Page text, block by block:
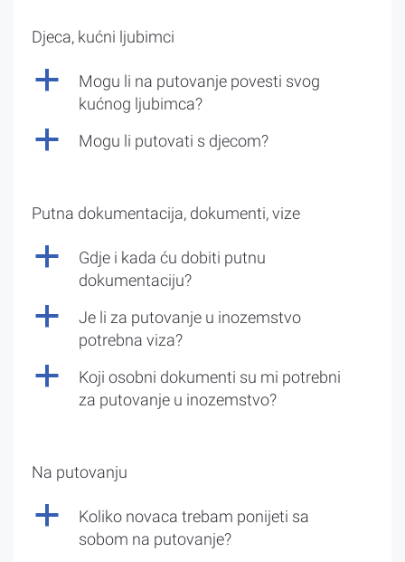
Djeca, kućni ljubimci
a
Mogu li na putovanje povesti svog
kućnog ljubimca?
a Mogu li putovati s djecom?
Putna dokumentacija, dokumenti, vize
a
Gdje i kada ću dobiti putnu
dokumentaciju?
a
Je li za putovanje u inozemstvo
potrebna viza?
a
Koji osobni dokumenti su mi potrebni
za putovanje u inozemstvo?
Na putovanju
a
Koliko novaca trebam ponijeti sa
sobom na putovanje?